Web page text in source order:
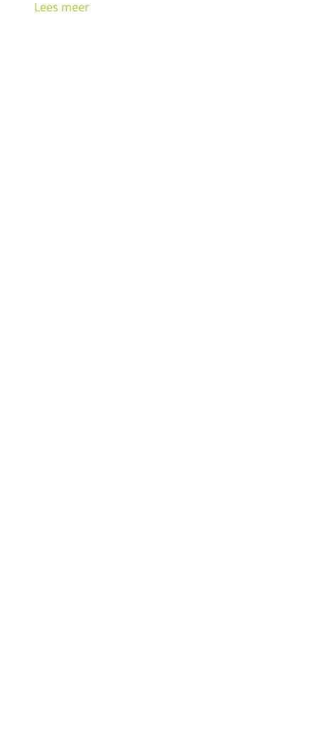
Lees meer